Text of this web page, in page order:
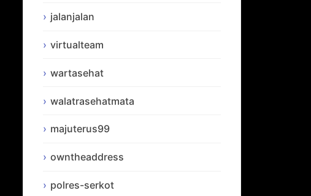
jalanjalan
virtualteam
wartasehat
walatrasehatmata
majuterus99
owntheaddress
polres-serkot